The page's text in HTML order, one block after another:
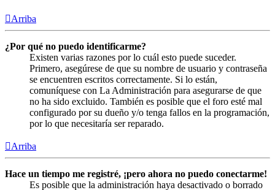
Arriba
¿Por qué no puedo identificarme?
Existen varias razones por lo cuál esto puede suceder.
Primero, asegúrese de que su nombre de usuario y contraseña
se encuentren escritos correctamente. Si lo están,
comuníquese con La Administración para asegurarse de que
no ha sido excluido. También es posible que el foro esté mal
configurado por su dueño y/o tenga fallos en la programación,
por lo que necesitaría ser reparado.
Arriba
Hace un tiempo me registré, ¡pero ahora no puedo conectarme!
Es posible que la administración haya desactivado o borrado